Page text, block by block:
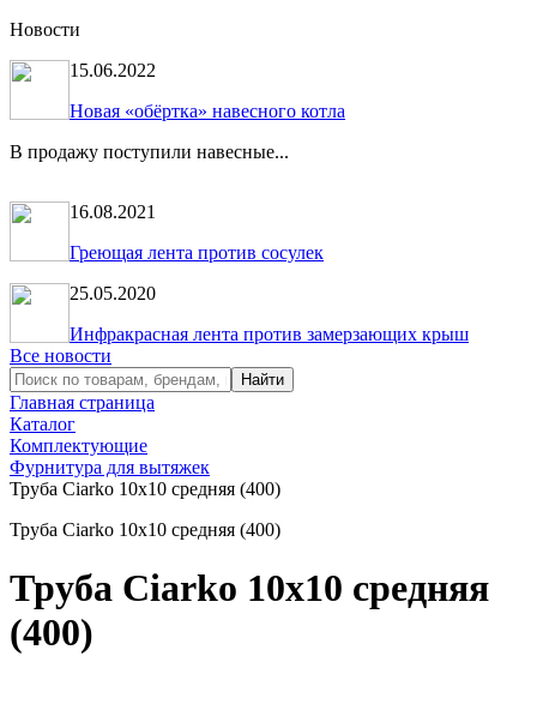
Новости
15.06.2022
Новая «обёртка» навесного котла
В продажу поступили навесные...
16.08.2021
Греющая лента против сосулек
25.05.2020
Инфракрасная лента против замерзающих крыш
Все новости
Главная страница
Каталог
Комплектующие
Фурнитура для вытяжек
Труба Ciarko 10х10 средняя (400)
Труба Ciarko 10х10 средняя (400)
Труба Ciarko 10х10 средняя
(400)